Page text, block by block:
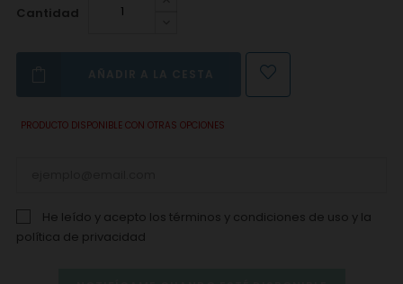
Cantidad
PRODUCTO DISPONIBLE CON OTRAS OPCIONES
He leído y acepto los términos y condiciones de uso y la
política de privacidad